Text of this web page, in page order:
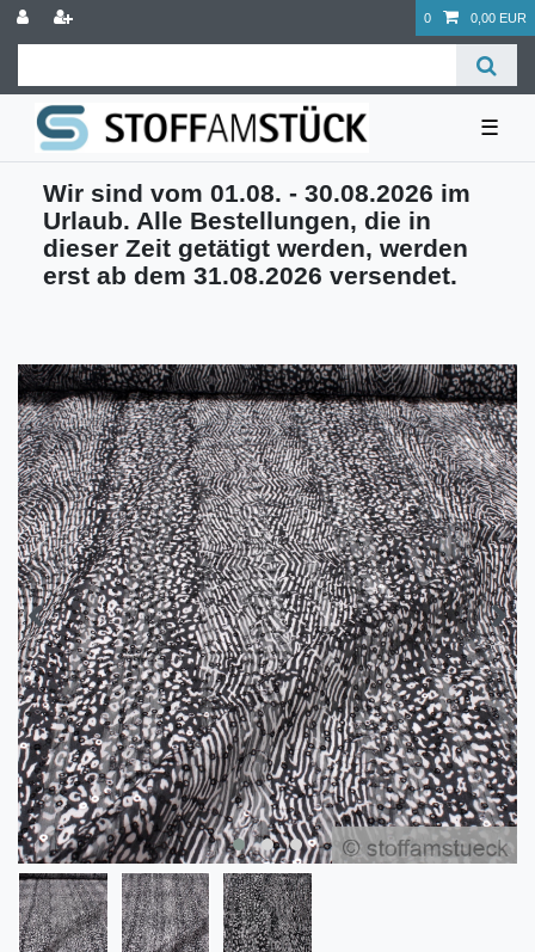
0 0,00 EUR
☰
Wir sind vom 01.08. - 30.08.2026 im
Urlaub. Alle Bestellungen, die in
dieser Zeit getätigt werden, werden
erst ab dem 31.08.2026 versendet.